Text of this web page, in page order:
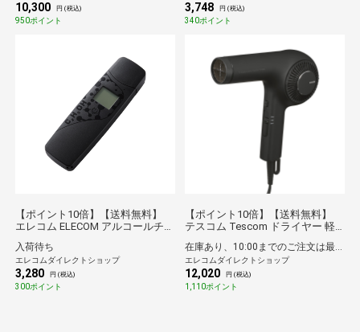
ロック Nobby by TESCOM ブラッ
ク
10,300 円 (税込)
950ポイント
3,748 円 (税込)
340ポイント
【ポイント10倍】【送料無料】
エレコム ELECOM アルコールチェ
ガスセンサー 小型 ブラック
入荷待ち
エレコムダイレクトショップ
3,280 円 (税込)
300ポイント
【ポイント10倍】【送料無料】
テスコム Tescom ドライヤー 軽
保証 Nobby by TESCOM ブラック
在庫あり、10:00までのご注文は最短即日発送
エレコムダイレクトショップ
12,020 円 (税込)
1,110ポイント